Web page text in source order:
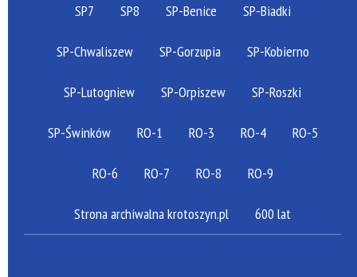
SP7 SP8 SP-Benice SP-Biadki
SP-Chwaliszew SP-Gorzupia SP-Kobierno
SP-Lutogniew SP-Orpiszew SP-Roszki
SP-Świnków RO-1 RO-3 RO-4 RO-5
RO-6 RO-7 RO-8 RO-9
Strona archiwalna krotoszyn.pl 600 lat